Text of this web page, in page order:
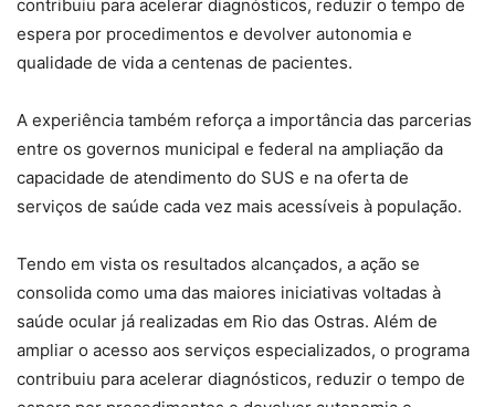
contribuiu para acelerar diagnósticos, reduzir o tempo de
espera por procedimentos e devolver autonomia e
qualidade de vida a centenas de pacientes.
A experiência também reforça a importância das parcerias
entre os governos municipal e federal na ampliação da
capacidade de atendimento do SUS e na oferta de
serviços de saúde cada vez mais acessíveis à população.
Tendo em vista os resultados alcançados, a ação se
consolida como uma das maiores iniciativas voltadas à
saúde ocular já realizadas em Rio das Ostras. Além de
ampliar o acesso aos serviços especializados, o programa
contribuiu para acelerar diagnósticos, reduzir o tempo de